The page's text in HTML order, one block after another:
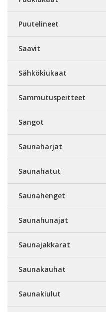
Puutelineet
Saavit
Sähkökiukaat
Sammutuspeitteet
Sangot
Saunaharjat
Saunahatut
Saunahenget
Saunahunajat
Saunajakkarat
Saunakauhat
Saunakiulut